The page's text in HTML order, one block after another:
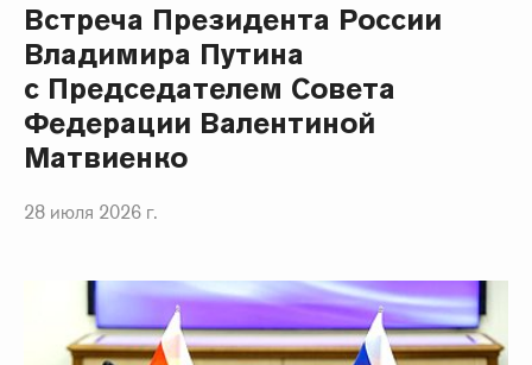
Встреча Президента России
Владимира Путина
с Председателем Совета
Федерации Валентиной
Матвиенко
28 июля 2026 г.